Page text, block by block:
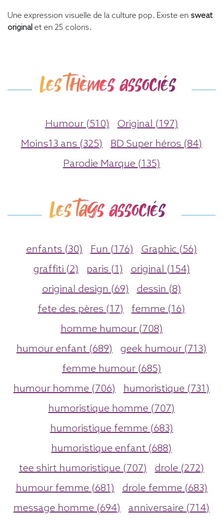
Une expression visuelle de la culture pop. Existe en sweat
original et en 25 coloris.
Les thèmes associés
Humour (510)
Original (197)
Moins13 ans (325)
BD Super héros (84)
Parodie Marque (135)
Les tags associés
enfants (30) Fun (176)
Graphic (56)
graffiti (2)
paris (1)
original (154)
original design (69)
dessin (8)
fete des pères (17)
femme (16)
homme humour (708)
humour enfant (689)
geek humour (713)
femme humour (685)
humour homme (706)
humoristique (731)
humoristique homme (707)
humoristique femme (683)
humoristique enfant (688)
tee shirt humoristique (707)
drole (272)
humour femme (681)
drole femme (683)
message homme (694)
anniversaire (714)